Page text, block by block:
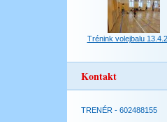
Trénink volejbalu
Kontakt
TRENÉR - 602488155